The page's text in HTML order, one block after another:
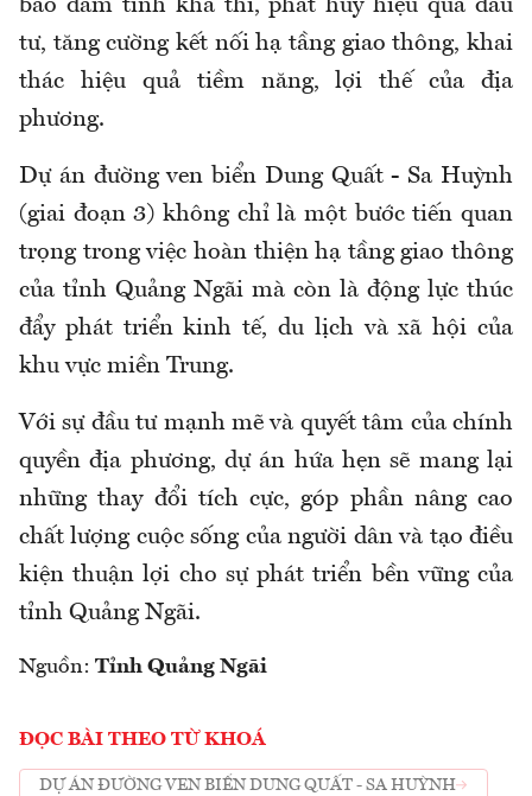
bảo đảm tính khả thi, phát huy hiệu quả đầu
tư, tăng cường kết nối hạ tầng giao thông, khai
thác hiệu quả tiềm năng, lợi thế của địa
phương.
Dự án đường ven biển Dung Quất - Sa Huỳnh
(giai đoạn 3) không chỉ là một bước tiến quan
trọng trong việc hoàn thiện hạ tầng giao thông
của tỉnh Quảng Ngãi mà còn là động lực thúc
đẩy phát triển kinh tế, du lịch và xã hội của
khu vực miền Trung.
Với sự đầu tư mạnh mẽ và quyết tâm của chính
quyền địa phương, dự án hứa hẹn sẽ mang lại
những thay đổi tích cực, góp phần nâng cao
chất lượng cuộc sống của người dân và tạo điều
kiện thuận lợi cho sự phát triển bền vững của
tỉnh Quảng Ngãi.
Nguồn: Tỉnh Quảng Ngãi
ĐỌC BÀI THEO TỪ KHOÁ
DỰ ÁN ĐƯỜNG VEN BIỂN DUNG QUẤT - SA HUỲNH